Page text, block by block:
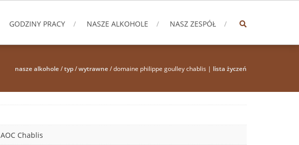
GODZINY PRACY NASZE ALKOHOLE NASZ ZESPÓŁ
nasze alkohole/typ/wytrawne/ domaine philippe goulley chablis | lista życzeń
AOC Chablis